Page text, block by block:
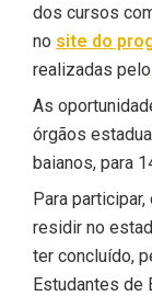
dos cursos
no site do
realizadas pelo
As
órgãos
baianos, para
Para
residir no
ter concluído,
Estudantes de